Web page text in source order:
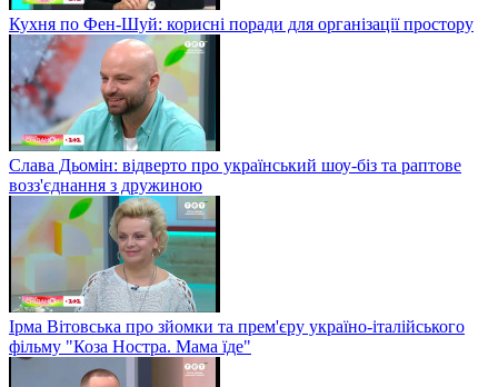
Кухня по Фен-Шуй: корисні поради для організації простору
Слава Дьомін: відверто про український шоу-біз та раптове
возз'єднання з дружиною
Ірма Вітовська про зйомки та прем'єру україно-італійського
фільму "Коза Ностра. Мама їде"